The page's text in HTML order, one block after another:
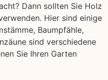
Dann sollten Sie Holz
Hier sind einige
Baumpfähle,
sind verschiedene
Sie Ihren Garten